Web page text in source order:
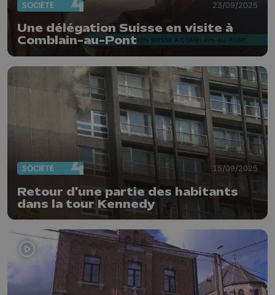
SOCIÉTÉ 23/09/2025
Une délégation Suisse en visite à
Comblain-au-Pont
SOCIÉTÉ 15/09/2025
Retour d'une partie des habitants
dans la tour Kennedy